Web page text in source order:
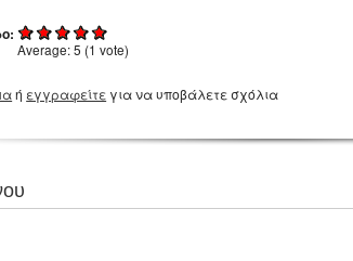
Average:5 (1 vote)
ή εγγραφείτε για να υποβάλετε σχόλια